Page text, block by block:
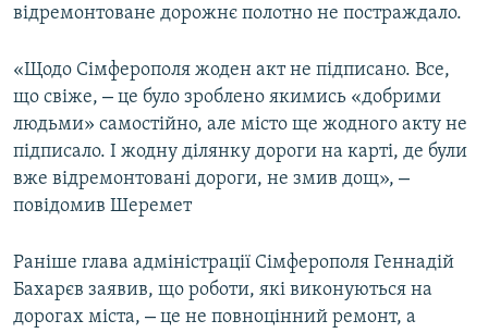
відремонтоване дорожнє полотно не постраждало.
«Щодо Сімферополя жоден акт не підписано. Все,
що свіже, – це було зроблено якимись «добрими
людьми» самостійно, але місто ще жодного акту не
підписало. І жодну ділянку дороги на карті, де були
вже відремонтовані дороги, не змив дощ», –
повідомив Шеремет
Раніше глава адміністрації Сімферополя Геннадій
Бахарєв заявив, що роботи, які виконуються на
дорогах міста, – це не повноцінний ремонт, а